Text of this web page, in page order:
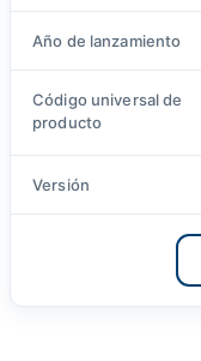
Año de lanzamiento
Código universal de
producto
Versión